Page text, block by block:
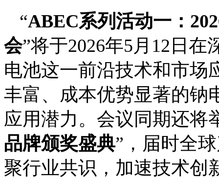
“ABEC系列活动一：
会”将于2026年5月12日在
电池这一前沿技术和市场
丰富、成本优势显著的钠
应用潜力。会议同期还将
品牌颁奖盛典”，届时全
聚行业共识，加速技术创